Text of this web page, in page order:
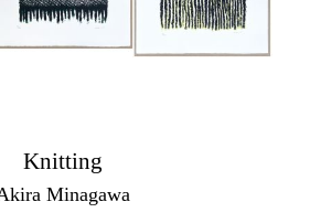
Knitting
Minagawa